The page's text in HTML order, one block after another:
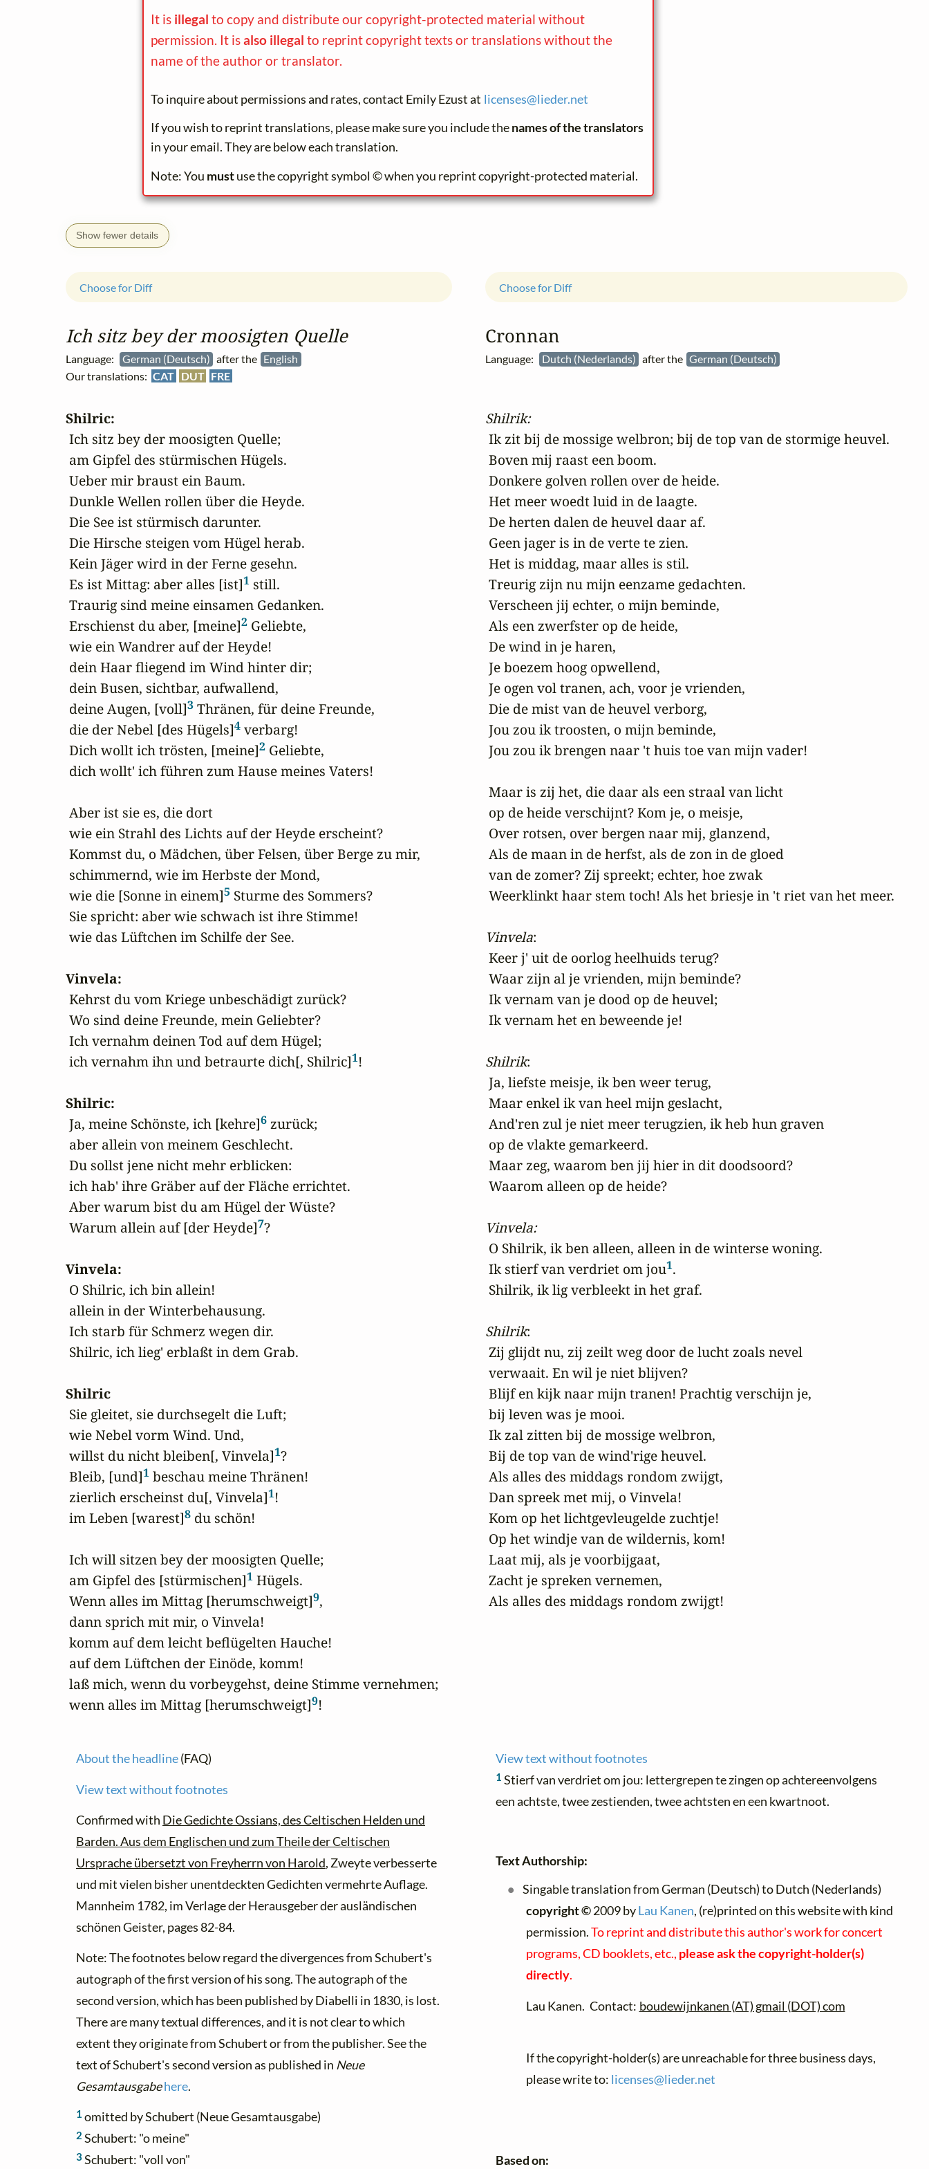
It is illegal to copy and distribute our copyright-protected material without
permission. It isalso illegal to reprint copyright texts or translations without the
name of the author or translator.
To inquire about permissions and rates, contact Emily Ezust at licenses@lieder.net
If you wish to reprint translations, please make sure you include thenames of the translators
in your email. They are below each translation.
Note: You mustuse the copyright symbol © when you reprint copyright-protected material.
Show fewer details
Ich sitz bey der moosigten Quelle
Language: German (Deutsch) after the English
Our translations: CAT DUT FRE
Choose for Diff
Shilric:
Ich sitz bey der moosigten Quelle;
am Gipfel des stürmischen Hügels.
Ueber mir braust ein Baum.
Dunkle Wellen rollen über die Heyde.
Die See ist stürmisch darunter.
Die Hirsche steigen vom Hügel herab.
Kein Jäger wird in der Ferne gesehn.
Es ist Mittag: aber alles [ist]1 still.
Traurig sind meine einsamen Gedanken.
Erschienst du aber, [meine]2 Geliebte,
wie ein Wandrer auf der Heyde!
dein Haar fliegend im Wind hinter dir;
dein Busen, sichtbar, aufwallend,
deine Augen, [voll]3 Thränen, für deine Freunde,
die der Nebel [des Hügels]4 verbarg!
Dich wollt ich trösten, [meine]2 Geliebte,
dich wollt' ich führen zum Hause meines Vaters!
Aber ist sie es, die dort
wie ein Strahl des Lichts auf der Heyde erscheint?
Kommst du, o Mädchen, über Felsen, über Berge zu mir,
schimmernd, wie im Herbste der Mond,
wie die [Sonne in einem]5 Sturme des Sommers?
Sie spricht: aber wie schwach ist ihre Stimme!
wie das Lüftchen im Schilfe der See.
Vinvela:
Kehrst du vom Kriege unbeschädigt zurück?
Wo sind deine Freunde, mein Geliebter?
Ich vernahm deinen Tod auf dem Hügel;
ich vernahm ihn und betraurte dich[, Shilric]1!
Shilric:
Ja, meine Schönste, ich [kehre]6 zurück;
aber allein von meinem Geschlecht.
Du sollst jene nicht mehr erblicken:
ich hab' ihre Gräber auf der Fläche errichtet.
Aber warum bist du am Hügel der Wüste?
Warum allein auf [der Heyde]7?
Vinvela:
O Shilric, ich bin allein!
allein in der Winterbehausung.
Ich starb für Schmerz wegen dir.
Shilric, ich lieg' erblaßt in dem Grab.
Shilric
Sie gleitet, sie durchsegelt die Luft;
wie Nebel vorm Wind. Und,
willst du nicht bleiben[, Vinvela]1?
Bleib, [und]1 beschau meine Thränen!
zierlich erscheinst du[, Vinvela]1!
im Leben [warest]8 du schön!
Ich will sitzen bey der moosigten Quelle;
am Gipfel des [stürmischen]1 Hügels.
Wenn alles im Mittag [herumschweigt]9,
dann sprich mit mir, o Vinvela!
komm auf dem leicht beflügelten Hauche!
auf dem Lüftchen der Einöde, komm!
laß mich, wenn du vorbeygehst, deine Stimme vernehmen;
wenn alles im Mittag [herumschweigt]9!
About the headline(FAQ)
View text without footnotes
Confirmed with Die Gedichte Ossians, des Celtischen Helden und
Barden. Aus dem Englischen und zum Theile der Celtischen
Ursprache übersetzt von Freyherrn von Harold, Zweyte verbesserte
und mit vielen bisher unentdeckten Gedichten vermehrte Auflage.
Mannheim 1782, im Verlage der Herausgeber der ausländischen
schönen Geister, pages 82-84.
Note: The footnotes below regard the divergences from Schubert's
autograph of the first version of his song. The autograph of the
second version, which has been published by Diabelli in 1830, is lost.
There are many textual differences, and it is not clear to which
extent they originate from Schubert or from the publisher. See the
text of Schubert's second version as published in Neue
Gesamtausgabehere.
1 omitted by Schubert (Neue Gesamtausgabe)
2 Schubert: "o meine"
3Schubert: "voll von"
Cronnan
Language: Dutch (Nederlands) after the German (Deutsch)
Choose for Diff
Shilrik:
Ik zit bij de mossige welbron; bij de top van de stormige heuvel.
Boven mij raast een boom.
Donkere golven rollen over de heide.
Het meer woedt luid in de laagte.
De herten dalen de heuvel daar af.
Geen jager is in de verte te zien.
Het is middag, maar alles is stil.
Treurig zijn nu mijn eenzame gedachten.
Verscheen jij echter, o mijn beminde,
Als een zwerfster op de heide,
De wind in je haren,
Je boezem hoog opwellend,
Je ogen vol tranen, ach, voor je vrienden,
Die de mist van de heuvel verborg,
Jou zou ik troosten, o mijn beminde,
Jou zou ik brengen naar 't huis toe van mijn vader!
Maar is zij het, die daar als een straal van licht
op de heide verschijnt? Kom je, o meisje,
Over rotsen, over bergen naar mij, glanzend,
Als de maan in de herfst, als de zon in de gloed
van de zomer? Zij spreekt; echter, hoe zwak
Weerklinkt haar stem toch! Als het briesje in 't riet van het meer.
Vinvela:
Keer j' uit de oorlog heelhuids terug?
Waar zijn al je vrienden, mijn beminde?
Ik vernam van je dood op de heuvel;
Ik vernam het en beweende je!
Shilrik:
Ja, liefste meisje, ik ben weer terug,
Maar enkel ik van heel mijn geslacht,
And'ren zul je niet meer terugzien, ik heb hun graven
op de vlakte gemarkeerd.
Maar zeg, waarom ben jij hier in dit doodsoord?
Waarom alleen op de heide?
Vinvela:
O Shilrik, ik ben alleen, alleen in de winterse woning.
Ik stierf van verdriet om jou1.
Shilrik, ik lig verbleekt in het graf.
Shilrik:
Zij glijdt nu, zij zeilt weg door de lucht zoals nevel
verwaait. En wil je niet blijven?
Blijf en kijk naar mijn tranen! Prachtig verschijn je,
bij leven was je mooi.
Ik zal zitten bij de mossige welbron,
Bij de top van de wind'rige heuvel.
Als alles des middags rondom zwijgt,
Dan spreek met mij, o Vinvela!
Kom op het lichtgevleugelde zuchtje!
Op het windje van de wildernis, kom!
Laat mij, als je voorbijgaat,
Zacht je spreken vernemen,
Als alles des middags rondom zwijgt!
View text without footnotes
1 Stierf van verdriet om jou: lettergrepen te zingen op achtereenvolgens
een achtste, twee zestienden, twee achtsten en een kwartnoot.
Text Authorship:
Singable translation from German (Deutsch) to Dutch (Nederlands)
copyright ©2009 byLau Kanen, (re)printed on this website with kind
permission.To reprint and distribute this author's work for concert
programs, CD booklets, etc., please ask the copyright-holder(s)
directly.
Lau Kanen. Contact: boudewijnkanen (AT) gmail (DOT) com
If the copyright-holder(s) are unreachable for three business days,
please write to: licenses@lieder.net
Based on: